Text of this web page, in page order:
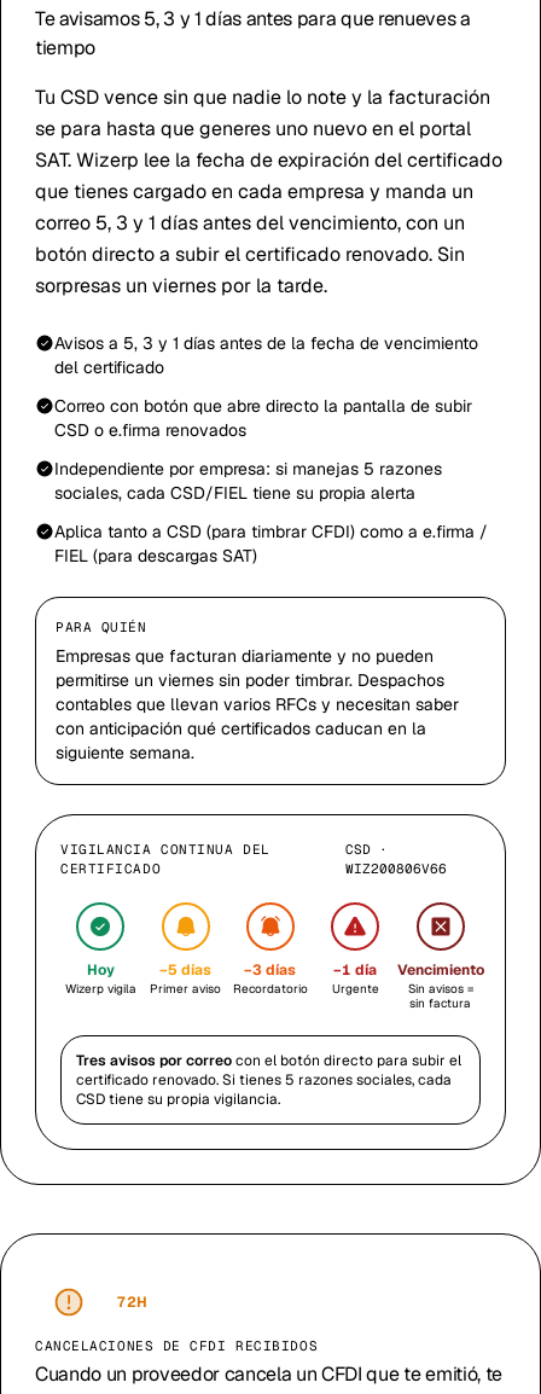
Te avisamos 5, 3 y 1 días antes para que renueves a
tiempo
Tu CSD vence sin que nadie lo note y la facturación
se para hasta que generes uno nuevo en el portal
SAT. Wizerp lee la fecha de expiración del certificado
que tienes cargado en cada empresa y manda un
correo 5, 3 y 1 días antes del vencimiento, con un
botón directo a subir el certificado renovado. Sin
sorpresas un viernes por la tarde.
Avisos a 5, 3 y 1 días antes de la fecha de vencimiento
del certificado
Correo con botón que abre directo la pantalla de subir
CSD o e.firma renovados
Independiente por empresa: si manejas 5 razones
sociales, cada CSD/FIEL tiene su propia alerta
Aplica tanto a CSD (para timbrar CFDI) como a e.firma /
FIEL (para descargas SAT)
PARA QUIÉN
Empresas que facturan diariamente y no pueden
permitirse un viernes sin poder timbrar. Despachos
contables que llevan varios RFCs y necesitan saber
con anticipación qué certificados caducan en la
siguiente semana.
VIGILANCIA CONTINUA DEL
CERTIFICADO
CSD ·
WIZ200806V66
Hoy
Wizerp vigila
−5 días
Primer aviso
−3 días
Recordatorio
−1 día
Urgente
Vencimiento
Sin avisos =
sin factura
Tres avisos por correocon el botón directo para subir el
certificado renovado. Si tienes 5 razones sociales, cada
CSD tiene su propia vigilancia.
72H
CANCELACIONES DE CFDI RECIBIDOS
Cuando un proveedor cancela un CFDI que te emitió, te